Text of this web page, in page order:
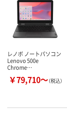
レノボ ノートパソコン
Lenovo 500e
Chrome…
￥79,710～（税込）